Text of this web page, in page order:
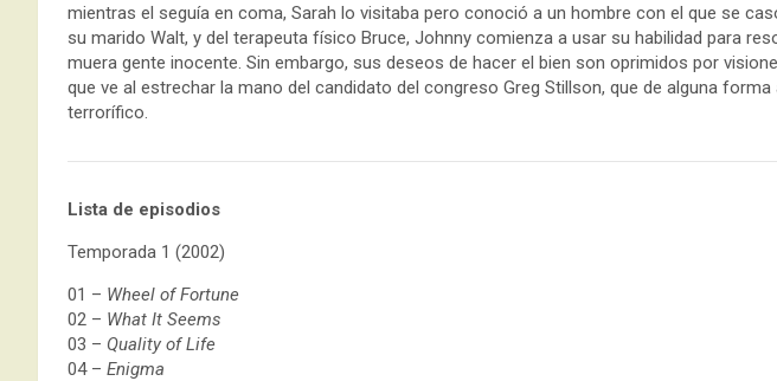
mientras el seguía en coma, Sarah lo visitaba pero conoció a un hombre con el que se
su marido Walt, y del terapeuta físico Bruce, Johnny comienza a usar su habilidad para
muera gente inocente. Sin embargo, sus deseos de hacer el bien son oprimidos por
que ve al estrechar la mano del candidato del congreso Greg Stillson, que de alguna
terrorífico.
Lista de episodios
Temporada 1 (2002)
01 – Wheel of Fortune
02 – What It Seems
03 – Quality of Life
04 – Enigma